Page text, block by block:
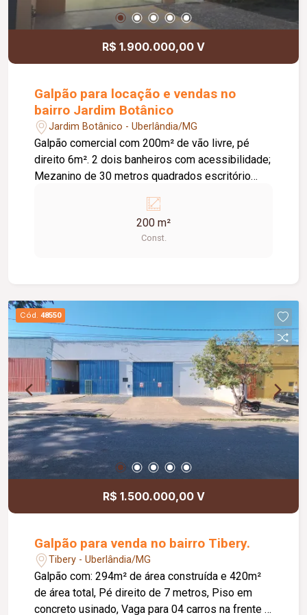
R$ 1.900.000,00 V
Galpão para locação e vendas no
bairro Jardim Botânico
Jardim Botânico - Uberlândia/MG
Galpão comercial com 200m² de vão livre, pé
direito 6m². 2 dois banheiros com acessibilidade;
Mezanino de 30 metros quadrados escritório
cozinha no fundo, aumentando o galpão em mais
25 metros quadrados; Estacionamento frontal;
Possui Habite-se comercial; Energia Bifásico;
200 m²
Const.
Cód. 48550
R$ 1.500.000,00 V
Galpão para venda no bairro Tibery.
Tibery - Uberlândia/MG
Galpão com: 294m² de área construída e 420m²
de área total, Pé direito de 7 metros, Piso em
concreto usinado, Vaga para 04 carros na frente e